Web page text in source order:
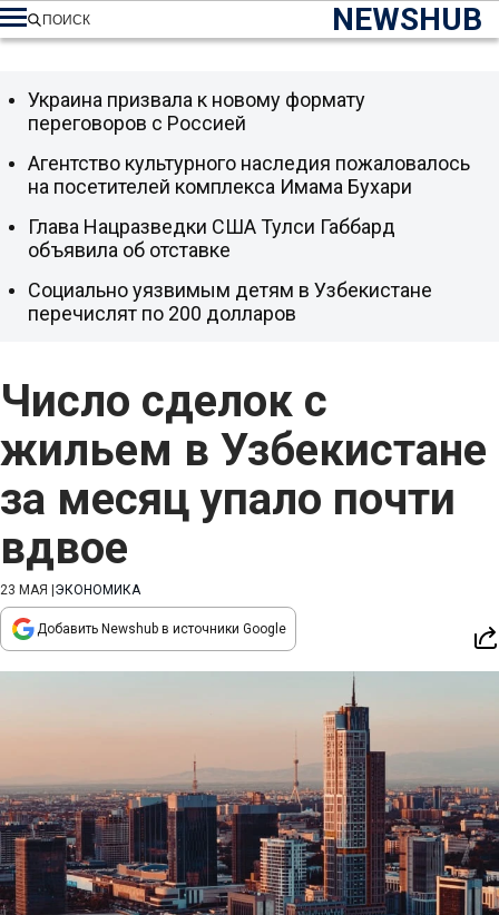
NEWSHUB
ПОИСК
Число сделок с
жильем в Узбекистане
за месяц упало почти
вдвое
23 МАЯ ЭКОНОМИКА
Добавить Newshub в источники Google
Украина призвала к новому формату
переговоров с Россией
Агентство культурного наследия пожаловалось
на посетителей комплекса Имама Бухари
Глава Нацразведки США Тулси Габбард
объявила об отставке
Социально уязвимым детям в Узбекистане
перечислят по 200 долларов